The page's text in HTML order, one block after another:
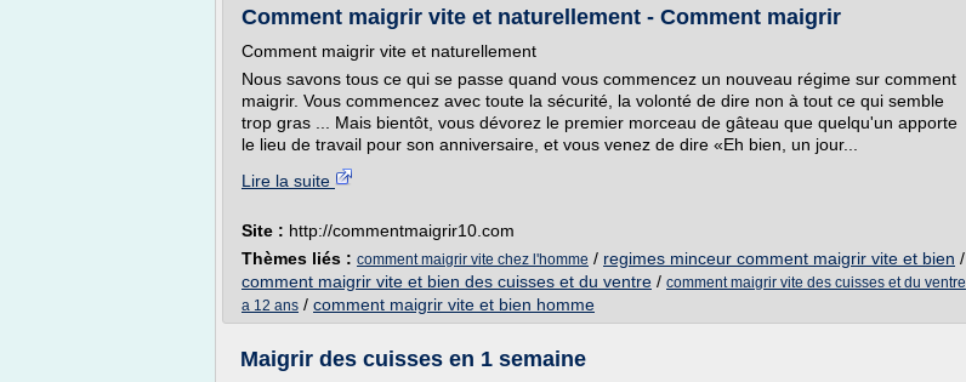
Comment maigrir vite et naturellement - Comment maigrir
Comment maigrir vite et naturellement
Nous savons tous ce qui se passe quand vous commencez un nouveau régime sur comment
maigrir. Vous commencez avec toute la sécurité, la volonté de dire non à tout ce qui semble
trop gras ... Mais bientôt, vous dévorez le premier morceau de gâteau que quelqu'un apporte
le lieu de travail pour son anniversaire, et vous venez de dire «Eh bien, un jour...
Lire la suite
Site : http://commentmaigrir10.com
Thèmes liés : comment maigrir vite chez l'homme / regimes minceur comment maigrir vite et bien /
comment maigrir vite et bien des cuisses et du ventre / comment maigrir vite des cuisses et du ventre
a 12 ans / comment maigrir vite et bien homme
Maigrir des cuisses en 1 semaine